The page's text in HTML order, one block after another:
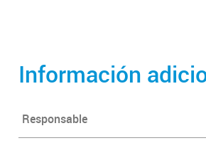
Información
Responsable